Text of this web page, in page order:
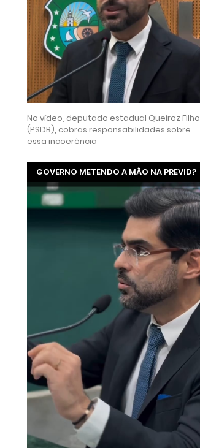
No vídeo, deputado estadual Queiroz Filho
(PSDB), cobras responsabilidades sobre
essa incoerência
GOVERNO METENDO A MÃO NA PREVID?